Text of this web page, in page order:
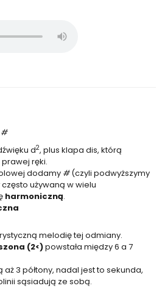
#
d2, plus klapa dis, którą
ręki.
dodamy #(czyli podwyższymy
używaną w wielu
harmoniczną.
melodię tej odmiany.
(2<)powstała między 6 a 7
aż 3 półtony, nadal jest to sekunda,
sąsiadują ze sobą.